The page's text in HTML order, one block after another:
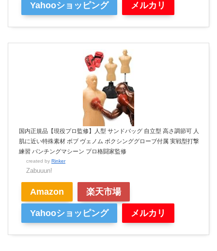
Yahooショッピング メルカリ
国内正規品【現役プロ監修】人型 サンドバッグ 自立型 高さ調節可 人
肌に近い特殊素材 ボブ ヴェノム ボクシンググローブ付属 実戦型打撃
練習 パンチングマシーン プロ格闘家監修
created by Rinker
Zabuuun!
Amazon 楽天市場
Yahooショッピング メルカリ